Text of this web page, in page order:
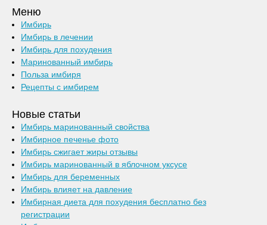
Меню
Имбирь
Имбирь в лечении
Имбирь для похудения
Маринованный имбирь
Польза имбиря
Рецепты с имбирем
Новые статьи
Имбирь маринованный свойства
Имбирное печенье фото
Имбирь сжигает жиры отзывы
Имбирь маринованный в яблочном уксусе
Имбирь для беременных
Имбирь влияет на давление
Имбирная диета для похудения бесплатно без
регистрации